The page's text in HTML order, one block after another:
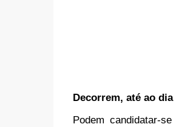
Decorrem, até ao
Podem candidatar-